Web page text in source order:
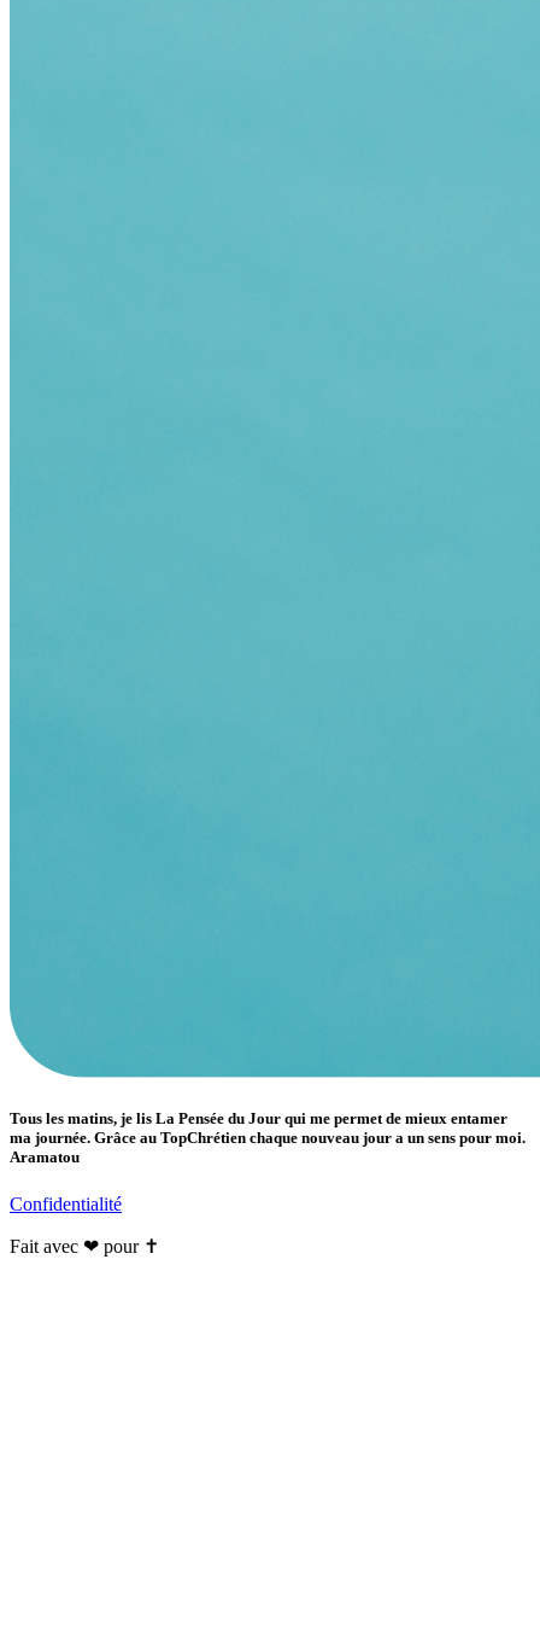
Tous les matins, je lis La Pensée du Jour qui me permet de mieux entamer
ma journée. Grâce au TopChrétien chaque nouveau jour a un sens pour moi.
Aramatou
Confidentialité
Fait avec ❤ pour ✝️️